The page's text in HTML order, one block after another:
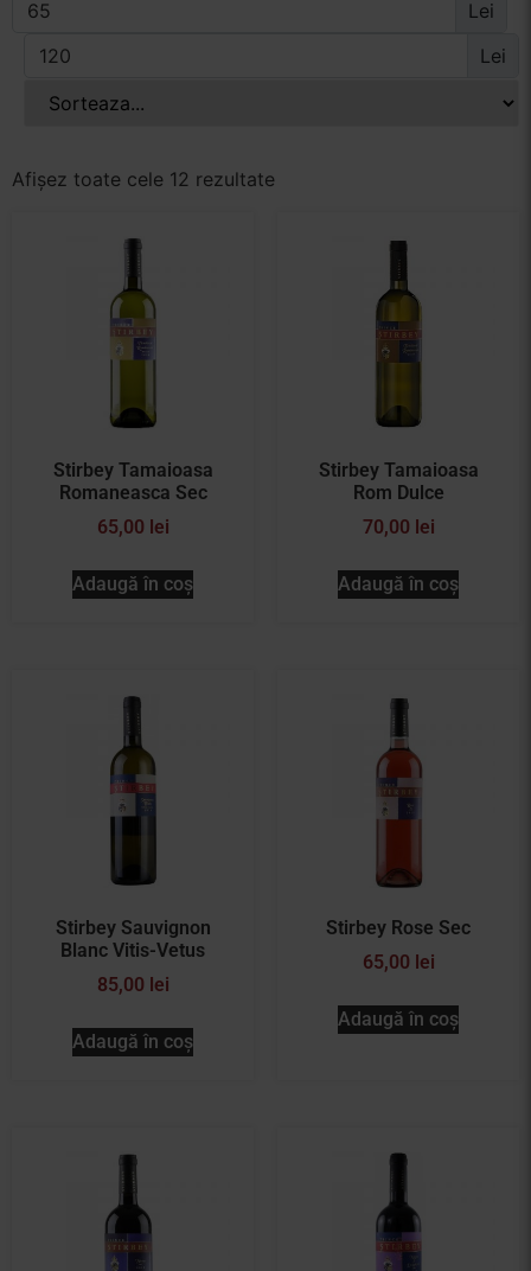
Lei
Lei
Afișez toate cele 12 rezultate
Stirbey Tamaioasa
Romaneasca Sec
65,00 lei
Adaugă în coș
Stirbey Tamaioasa
Rom Dulce
70,00 lei
Adaugă în coș
Stirbey Sauvignon
Blanc Vitis-Vetus
85,00 lei
Adaugă în coș
Stirbey Rose Sec
65,00 lei
Adaugă în coș